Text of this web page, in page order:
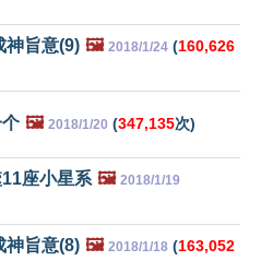
神旨意(9) 🖼️ 2018/1/24 (160,626
🖼️ 2018/1/20 (347,135次)
座小星系 🖼️ 2018/1/19
神旨意(8) 🖼️ 2018/1/18 (163,052